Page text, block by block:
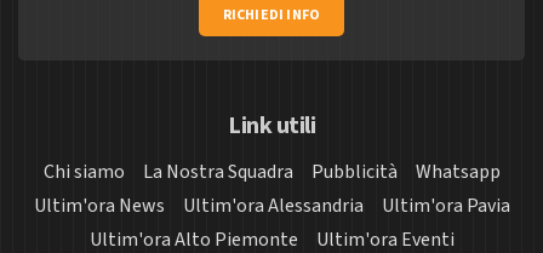
RICHIEDI INFO
Link utili
Chi siamo La Nostra Squadra Pubblicità
Whatsapp
Ultim'ora News
Ultim'ora Alessandria
Ultim'ora Pavia
Ultim'ora Alto Piemonte
Ultim'ora Eventi